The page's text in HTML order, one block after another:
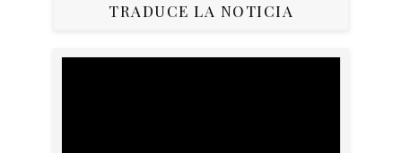
TRADUCE LA NOTICIA